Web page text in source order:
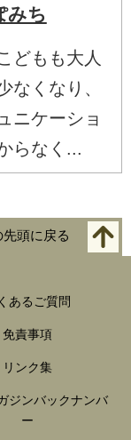
みち
どもも大人
なくなり、
ニケーショ
らなく...
頭に戻る
あるご質問
免責事項
リンク集
ジンバックナンバ
ー